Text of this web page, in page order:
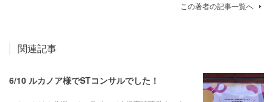
この著者の記事一覧へ
関連記事
6/10 ルカノア様でSTコンサルでした！